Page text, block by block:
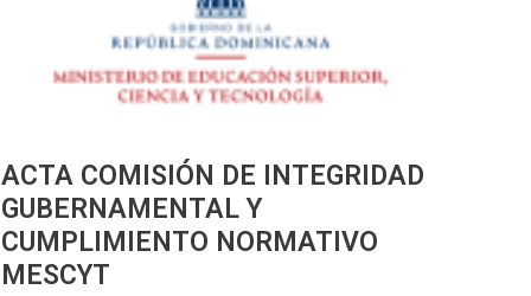
ACTA COMISIÓN DE INTEGRIDAD
GUBERNAMENTAL Y
CUMPLIMIENTO NORMATIVO
MESCYT
GUBERNAMENTAL
MESCYT